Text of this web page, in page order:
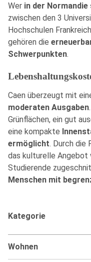
Wer in der
zwischen den 3
Hochschulen
gehören die
Schwerpunkten.
Caen überzeugt mit
moderaten Ausgaben
Grünflächen, ein gut
eine kompakte
ermöglicht. Durch die
das kulturelle
Studierende
Menschen mit
Kategorie
Wohnen